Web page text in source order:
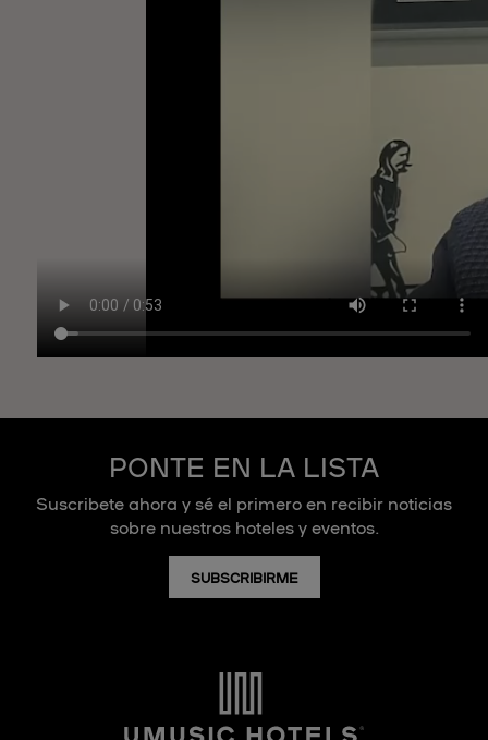
PONTE EN LA LISTA
Suscribete ahora y sé el primero en recibir noticias
sobre nuestros hoteles y eventos.
SUBSCRIBIRME